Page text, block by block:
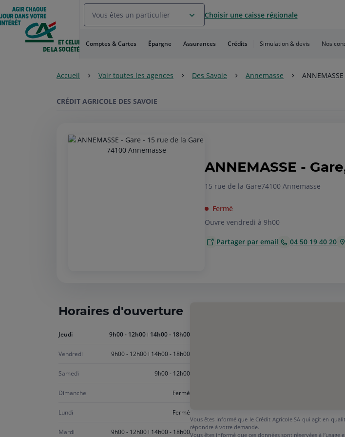
Aller
au
Menu
Aller au
Contenu
Vous êtes un particulier Choisir une caisse régionale
Comptes & Cartes Épargne Assurances Crédits Simulation & devis Nos
Accueil Voir toutes les agences Des Savoie Annemasse
CRÉDIT AGRICOLE DES SAVOIE
ANNEMASSE -
15 rue de la Gare74100 Annemasse
Fermé
Ouvre vendredi à 9h00
Partager par email 04 50 19 40 20
Horaires d'ouverture
JeudiAujourd'hui
9h00 - 12h00 14h00 - 18h00
Vendredi 9h00 - 12h00 14h00 - 18h00
Samedi 9h00 - 12h00
Dimanche Fermé
Lundi Fermé
Mardi 9h00 - 12h00 14h00 - 18h00
Vous êtes informé que le Crédit Agricole SA qui agit en
répondre à votre demande.
Vous êtes informé que ces données sont réservées à